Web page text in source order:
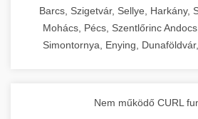
Barcs, Szigetvár, Sellye, Harkány,
Mohács, Pécs, Szentlőrinc
Simontornya, Enying,
Nem működő CURL